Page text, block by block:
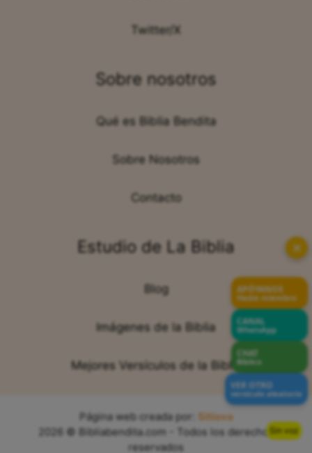
Sin voz
Twitter/X
Sobre nosotros
Qué es Biblia Bendita
Sobre Nosotros
Contacto
Estudio de La Biblia
Blog
Imágenes de la Biblia
Mejores Versículos de la Biblia
Página web creada por:
Sitiova
2026 © Bibliabendita.com - Todos los derechos
reservados
✕
APÓYANOS
Hazte miembro
CANAL
WhatsApp
CHAT
Bíblico
VER OTRO
versículo aleatorio